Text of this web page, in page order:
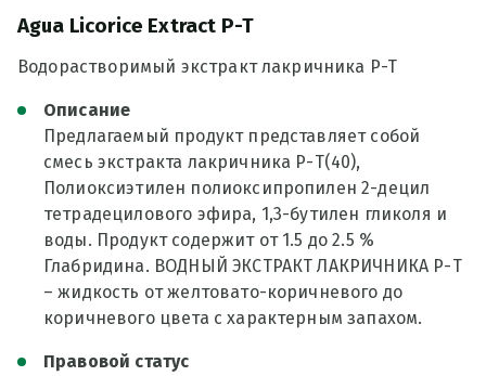
Agua Licorice Extract P-T
Водорастворимый экстракт лакричника P-T
Описание
Предлагаемый продукт представляет собой
смесь экстракта лакричника Р-Т(40),
Полиоксиэтилен полиоксипропилен 2-децил
тетрадецилового эфира, 1,3-бутилен гликоля и
воды. Продукт содержит от 1.5 до 2.5 %
Глабридина. ВОДНЫЙ ЭКСТРАКТ ЛАКРИЧНИКА Р-Т
– жидкость от желтовато-коричневого до
коричневого цвета с характерным запахом.
Правовой статус